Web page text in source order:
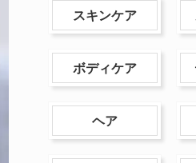
スキンケア
ボディケア
ヘア